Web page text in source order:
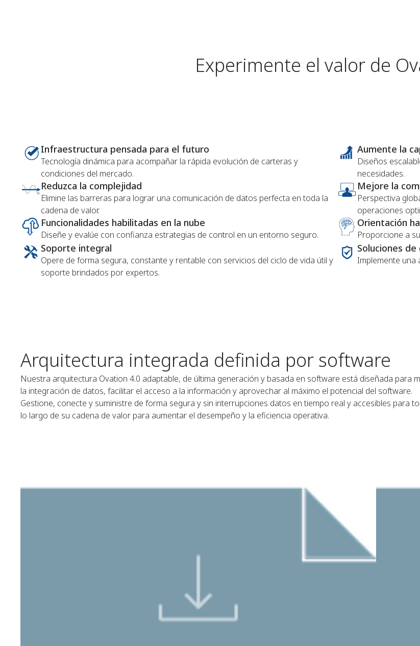
Experimente el valor de
Infraestructura pensada para el futuro
Tecnología dinámica para acompañar la rápida evolución de carteras y
condiciones del mercado.
Aumente la
Diseños
necesidades.
Reduzca la complejidad
Elimine las barreras para lograr una comunicación de datos perfecta en toda la
cadena de valor.
Mejore la
Perspectiva
operaciones
Funcionalidades habilitadas en la nube
Diseñe y evalúe con confianza estrategias de control en un entorno seguro.
Orientación
Proporcione a
Soporte integral
Opere de forma segura, constante y rentable con servicios del ciclo de vida útil y
soporte brindados por expertos.
Soluciones
Implemente una
Arquitectura integrada definida por software
Nuestra arquitectura Ovation 4.0 adaptable, de última generación y basada en software está diseñada para
la integración de datos, facilitar el acceso a la información y aprovechar al máximo el potencial del software.
Gestione, conecte y suministre de forma segura y sin interrupciones datos en tiempo real y accesibles para
lo largo de su cadena de valor para aumentar el desempeño y la eficiencia operativa.